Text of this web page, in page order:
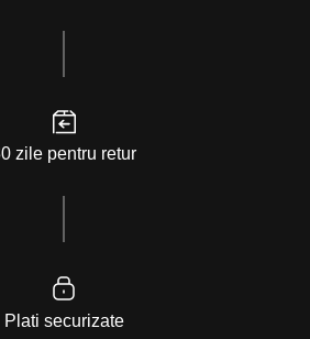
zile pentru retur
Plati securizate